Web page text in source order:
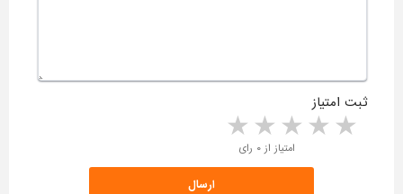
ثبت امتیاز
4 stars 3 stars 2 stars 1 star امتیاز از ۰ رای